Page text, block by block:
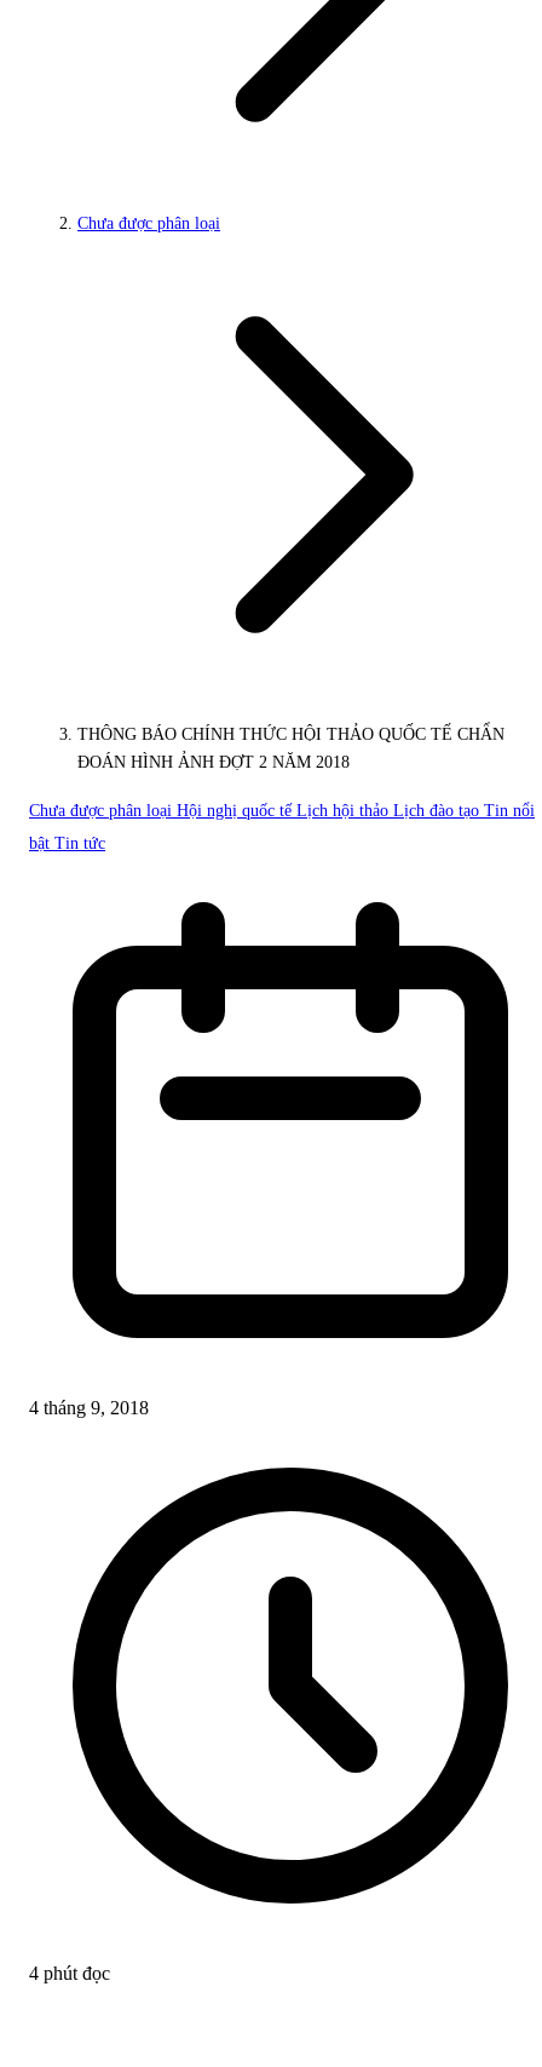
Chưa được phân loại
THÔNG BÁO CHÍNH THỨC HỘI THẢO QUỐC TẾ CHẨN
ĐOÁN HÌNH ẢNH ĐỢT 2 NĂM 2018
Chưa được phân loại Hội nghị quốc tế Lịch hội thảo Lịch đào tạo Tin nổi
bật Tin tức
4 tháng 9, 2018
4 phút đọc